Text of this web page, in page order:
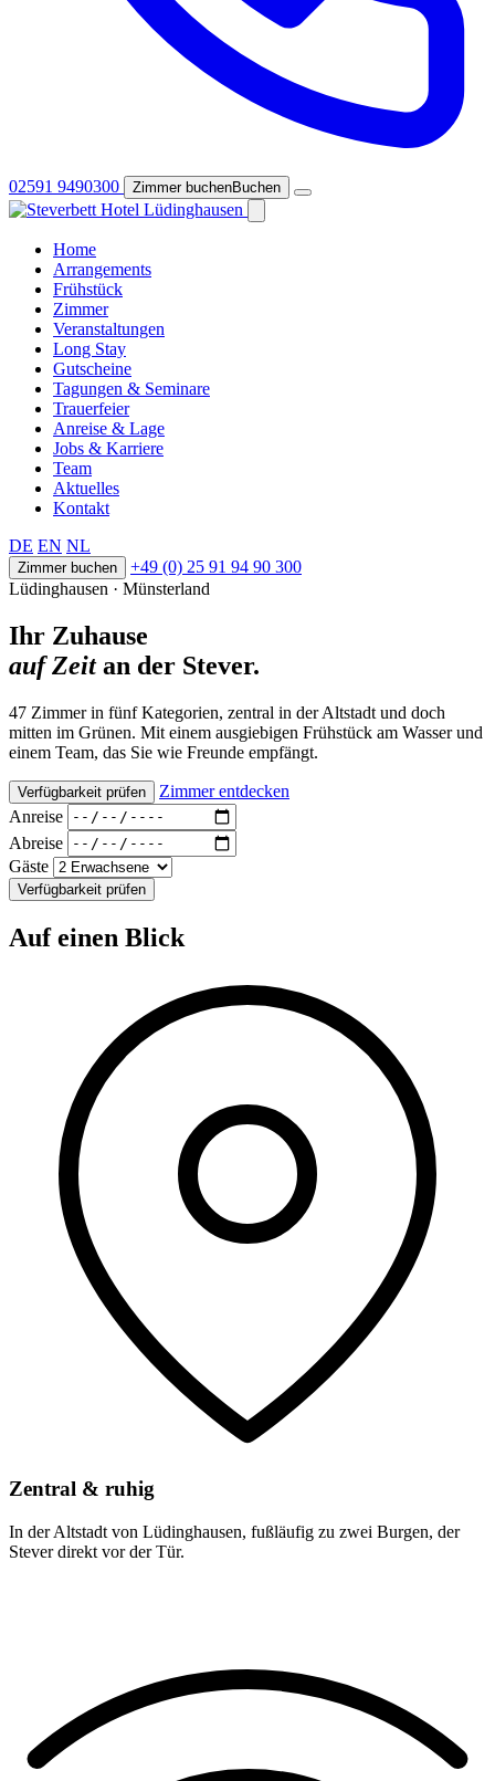
02591 9490300 Zimmer buchenBuchen
Home
Arrangements
Frühstück
Zimmer
Veranstaltungen
Long Stay
Gutscheine
Tagungen & Seminare
Trauerfeier
Anreise & Lage
Jobs & Karriere
Team
Aktuelles
Kontakt
DE EN NL
Zimmer buchen
+49 (0) 25 91 94 90 300
Lüdinghausen · Münsterland
Ihr Zuhause
auf Zeitan der Stever.
47 Zimmer in fünf Kategorien, zentral in der Altstadt und doch
mitten im Grünen. Mit einem ausgiebigen Frühstück am Wasser und
einem Team, das Sie wie Freunde empfängt.
Verfügbarkeit prüfen
Zimmer entdecken
Anreise
Abreise
Gäste
Verfügbarkeit prüfen
Auf einen Blick
Zentral & ruhig
In der Altstadt von Lüdinghausen, fußläufig zu zwei Burgen, der
Stever direkt vor der Tür.